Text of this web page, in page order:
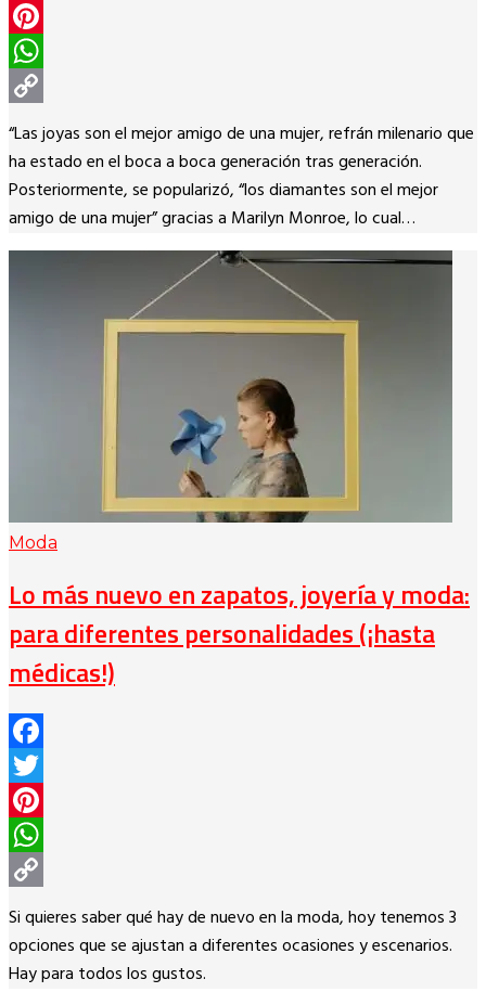
Twitter
Pinterest
WhatsApp
Copy
Link
“Las joyas son el mejor amigo de una mujer, refrán milenario que
ha estado en el boca a boca generación tras generación.
Posteriormente, se popularizó, “los diamantes son el mejor
amigo de una mujer” gracias a Marilyn Monroe, lo cual…
Moda
Lo más nuevo en zapatos, joyería y moda:
para diferentes personalidades (¡hasta
médicas!)
Facebook
Twitter
Pinterest
WhatsApp
Copy
Link
Si quieres saber qué hay de nuevo en la moda, hoy tenemos 3
opciones que se ajustan a diferentes ocasiones y escenarios.
Hay para todos los gustos.